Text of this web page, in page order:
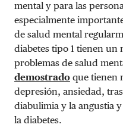
mental y para las
especialmente
de salud mental
diabetes tipo 1 tienen
problemas de salud
demostrado que tienen
depresión, ansiedad,
diabulimia y la angustia
la diabetes.